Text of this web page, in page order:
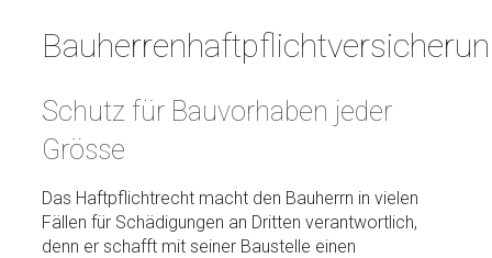
Schutz für Bau­vor­haben jeder
Grösse
Das Haftpflichtrecht macht den Bauherrn in vielen
Fällen für Schädigungen an Dritten verantwortlich,
denn er schafft mit seiner Baustelle einen